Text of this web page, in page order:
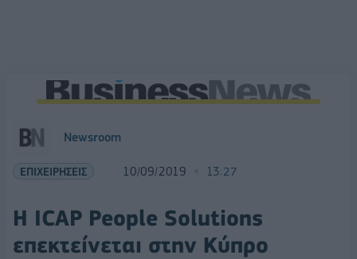
Newsroom
ΕΠΙΧΕΙΡΗΣΕΙΣ 10/09/2019 13:27
Η ICAP People Solutions
επεκτείνεται στην Κύπρο